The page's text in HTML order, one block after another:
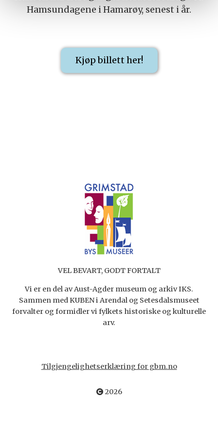
Hamsundagene i Hamarøy, senest i år.
Kjøp billett her!
VEL BEVART, GODT FORTALT
Vi er en del av Aust-Agder museum og arkiv IKS.
Sammen med KUBEN i Arendal og Setesdalsmuseet
forvalter og formidler vi fylkets historiske og kulturelle
arv.
Tilgjengelighetserklæring for gbm.no
2026